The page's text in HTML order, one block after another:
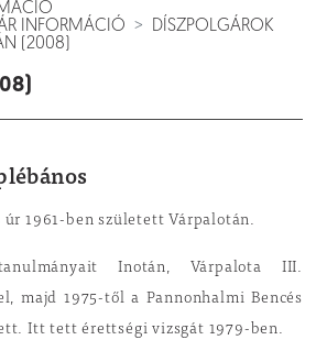
INFORMÁCIÓ
DÍSZPOLGÁROK
(2008)
úr 1961-ben született Várpalotán.
Inotán, Várpalota III.
majd 1975-től a Pannonhalmi Bencés
Itt tett érettségi vizsgát 1979-ben.